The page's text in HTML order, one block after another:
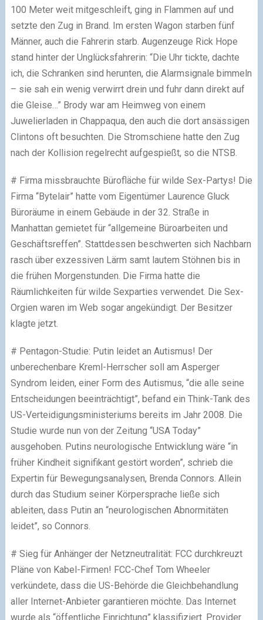
100 Meter weit mitgeschleift, ging in Flammen auf und
setzte den Zug in Brand. Im ersten Wagon starben fünf
Männer, auch die Fahrerin starb. Augenzeuge Rick Hope
stand hinter der Unglücksfahrerin: “Die Uhr tickte, dachte
ich, die Schranken sind herunten, die Alarmsignale bimmeln
– sie sah ein wenig verwirrt drein und fuhr dann direkt auf
die Gleise…” Brody war am Heimweg von einem
Juwelierladen in Chappaqua, den auch die dort ansässigen
Clintons oft besuchten. Die Stromschiene hatte den Zug
nach der Kollision regelrecht aufgespießt, so die NTSB.
# Firma missbrauchte Bürofläche für wilde Sex-Partys! Die
Firma “Bytelair” hatte vom Eigentümer Laurence Gluck
Büroräume in einem Gebäude in der 32. Straße in
Manhattan gemietet für “allgemeine Büroarbeiten und
Geschäftsreffen”. Stattdessen beschwerten sich Nachbarn
rasch über exzessiven Lärm samt lautem Stöhnen bis in
die frühen Morgenstunden. Die Firma hatte die
Räumlichkeiten für wilde Sexparties verwendet. Die Sex-
Orgien waren im Web sogar angekündigt. Der Besitzer
klagte jetzt.
# Pentagon-Studie: Putin leidet an Autismus! Der
unberechenbare Kreml-Herrscher soll am Asperger
Syndrom leiden, einer Form des Autismus, “die alle seine
Entscheidungen beeinträchtigt”, befand ein Think-Tank des
US-Verteidigungsministeriums bereits im Jahr 2008. Die
Studie wurde nun von der Zeitung “USA Today”
ausgehoben. Putins neurologische Entwicklung wäre “in
früher Kindheit signifikant gestört worden”, schrieb die
Expertin für Bewegungsanalysen, Brenda Connors. Allein
durch das Studium seiner Körpersprache ließe sich
ableiten, dass Putin an “neurologischen Abnormitäten
leidet”, so Connors.
# Sieg für Anhänger der Netzneutralität: FCC durchkreuzt
Pläne von Kabel-Firmen! FCC-Chef Tom Wheeler
verkündete, dass die US-Behörde die Gleichbehandlung
aller Internet-Anbieter garantieren möchte. Das Internet
wurde als “öffentliche Einrichtung” klassifiziert. Provider